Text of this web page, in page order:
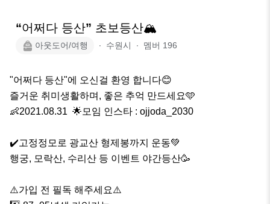
“어쩌다 등산” 초보등산🏔
아웃도어/여행 ∙ 수원시 ∙ 멤버 196
"어쩌다 등산"에 오신걸 환영 합니다😊
즐거운 취미생활하며, 좋은 추억 만드세요🩵
👶2021.08.31  🌟모임 인스타 : ojjoda_2030
✔️고정정모로 광교산 형제봉까지 운동💚
행궁, 모락산, 수리산 등 이벤트 야간등산🥳
⚠️가입 전 필독 해주세요⚠️